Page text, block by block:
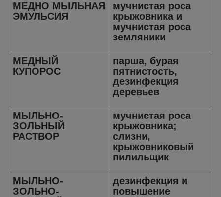
МЕДНО МЫЛЬНАЯ
ЭМУЛЬСИЯ
мучнистая роса
крыжовника и
мучнистая роса
земляники
МЕДНЫЙ
КУПОРОС
парша, бурая
пятнистость,
дезинфекция
деревьев
МЫЛЬНО-
ЗОЛЬНЫЙ
РАСТВОР
мучнистая роса
крыжовника;
слизни,
крыжовниковый
пилильщик
МЫЛЬНО-
ЗОЛЬНО-
дезинфекция и
повышение